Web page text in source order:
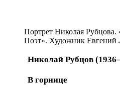
Портрет Николая
Поэт». Художник Евгений
Николай Рубцов
В горнице